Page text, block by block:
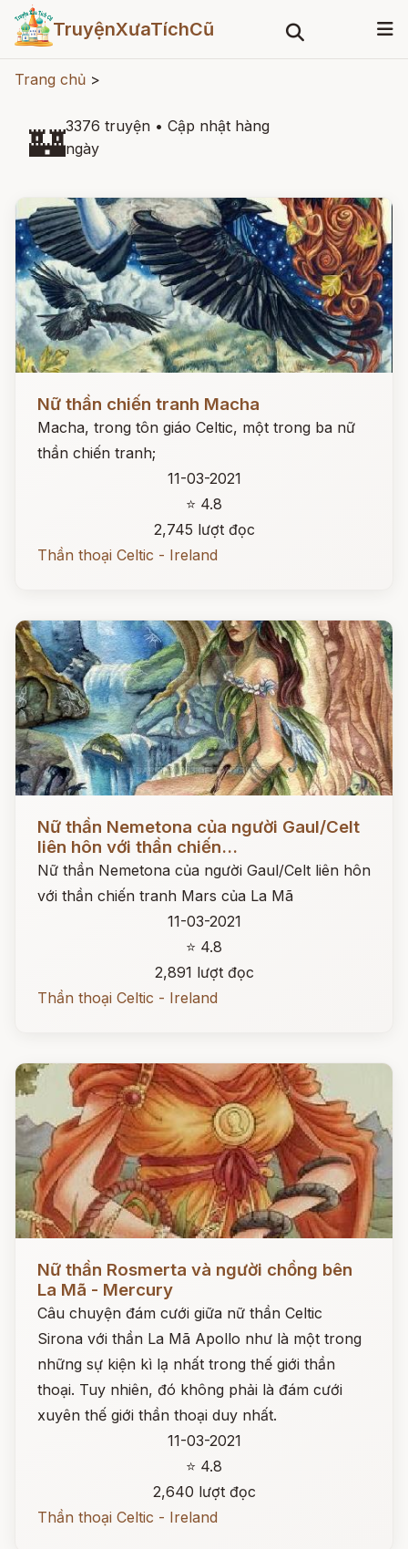
TruyệnXưaTíchCũ
Trang chủ >
🏰3376 truyện • Cập nhật hàng
ngày
Nữ thần chiến tranh Macha
Macha, trong tôn giáo Celtic, một trong ba nữ
thần chiến tranh;
11-03-2021
⭐ 4.8
2,745 lượt đọc
Thần thoại Celtic - Ireland
Nữ thần Nemetona của người Gaul/Celt
liên hôn với thần chiến...
Nữ thần Nemetona của người Gaul/Celt liên hôn
với thần chiến tranh Mars của La Mã
11-03-2021
⭐ 4.8
2,891 lượt đọc
Thần thoại Celtic - Ireland
Nữ thần Rosmerta và người chồng bên
La Mã - Mercury
Câu chuyện đám cưới giữa nữ thần Celtic
Sirona với thần La Mã Apollo như là một trong
những sự kiện kì lạ nhất trong thế giới thần
thoại. Tuy nhiên, đó không phải là đám cưới
xuyên thế giới thần thoại duy nhất.
11-03-2021
⭐ 4.8
2,640 lượt đọc
Thần thoại Celtic - Ireland